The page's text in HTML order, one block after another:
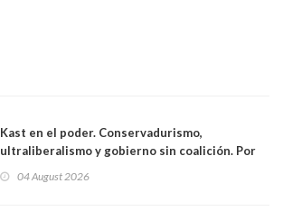
Kast en el poder. Conservadurismo,
ultraliberalismo y gobierno sin coalición. Por
04 August 2026